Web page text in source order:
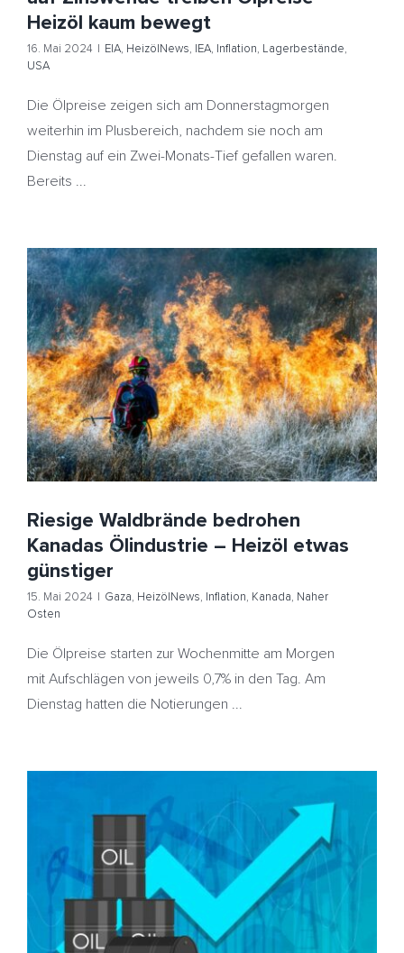
Heizöl kaum bewegt
16. Mai 2024 | EIA, HeizölNews, IEA, Inflation, Lagerbestände,
USA
Die Ölpreise zeigen sich am Donnerstagmorgen
weiterhin im Plusbereich, nachdem sie noch am
Dienstag auf ein Zwei-Monats-Tief gefallen waren.
Bereits ...
Riesige Waldbrände bedrohen Kanadas Ölindustrie –
Heizöl etwas günstiger
Gaza HeizölNews Inflation Kanada Naher Osten
Riesige Waldbrände bedrohen
Kanadas Ölindustrie – Heizöl etwas
günstiger
15. Mai 2024 | Gaza, HeizölNews, Inflation, Kanada, Naher
Osten
Die Ölpreise starten zur Wochenmitte am Morgen
mit Aufschlägen von jeweils 0,7% in den Tag. Am
Dienstag hatten die Notierungen ...
Börsen atmen nach US-Inflationsdaten durch
Inflation Ölbörse